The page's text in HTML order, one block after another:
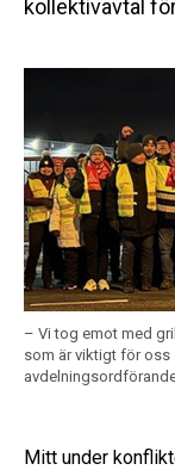
kollektivavtal
– Vi tog emot med
som är viktigt för oss
Mitt under